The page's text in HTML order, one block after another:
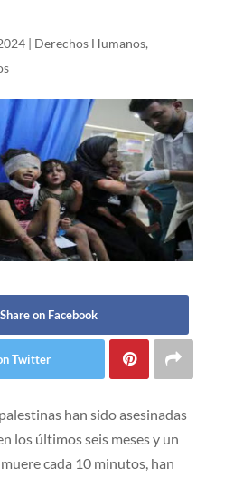
| Derechos Humanos,
Share on Facebook
Twitter
han sido asesinadas
los últimos seis meses y un
cada 10 minutos, han